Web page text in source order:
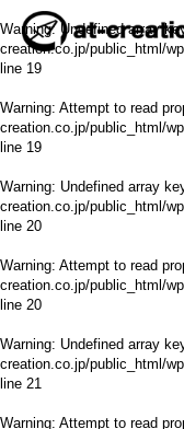
Warning: Undefined array
creation.co.jp/public_html/
line 19
Warning: Attempt to read
creation.co.jp/public_html/
line 19
Warning: Undefined array
creation.co.jp/public_html/
line 20
Warning: Attempt to read
creation.co.jp/public_html/
line 20
Warning: Undefined array
creation.co.jp/public_html/
line 21
Warning: Attempt to read